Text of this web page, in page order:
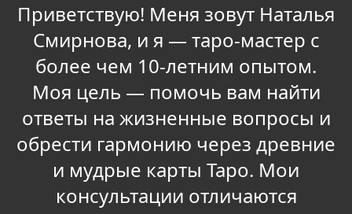
Приветствую! Меня зовут Наталья
Смирнова, и я — таро-мастер с
более чем 10-летним опытом.
Моя цель — помочь вам найти
ответы на жизненные вопросы и
обрести гармонию через древние
и мудрые карты Таро. Мои
консультации отличаются